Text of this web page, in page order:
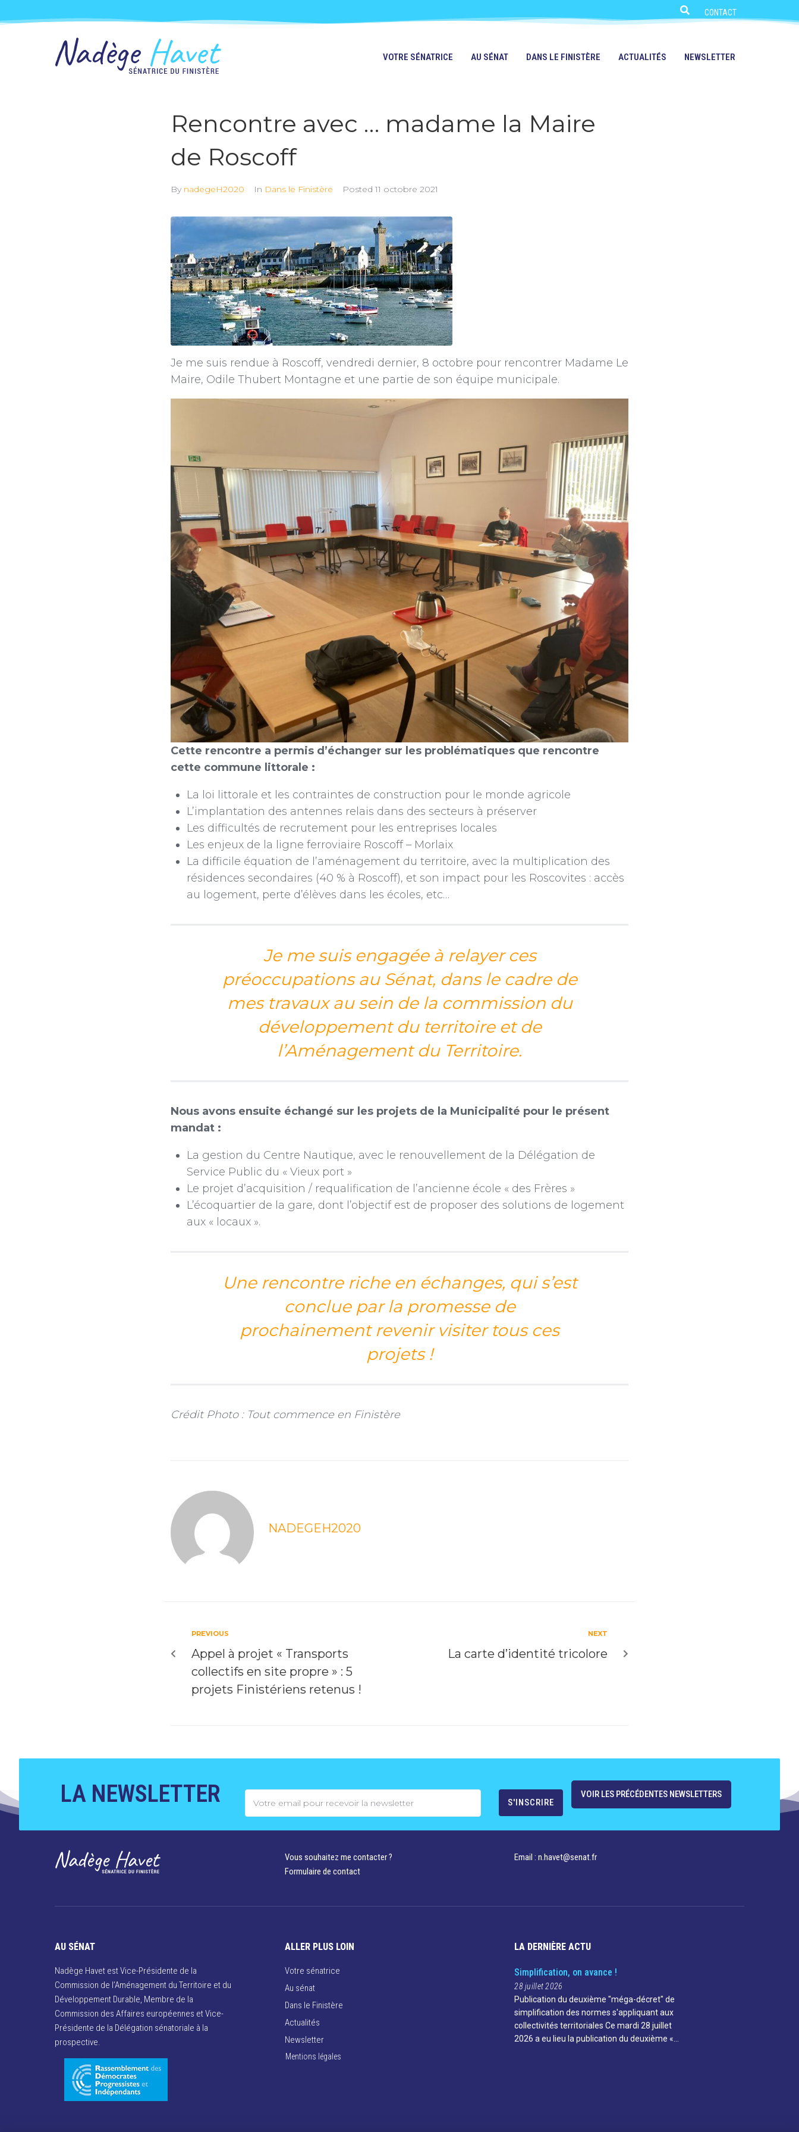
CONTACT
VOTRE SÉNATRICE AU SÉNAT DANS LE FINISTÈRE ACTUALITÉS NEWSLETTER
Rencontre avec … madame la Maire
de Roscoff
By nadegeH2020 In Dans le Finistère Posted 11 octobre 2021
Je me suis rendue à Roscoff, vendredi dernier, 8 octobre pour rencontrer Madame Le
Maire, Odile Thubert Montagne et une partie de son équipe municipale.
Cette rencontre a permis d’échanger sur les problématiques que rencontre
cette commune littorale :
La loi littorale et les contraintes de construction pour le monde agricole
L’implantation des antennes relais dans des secteurs à préserver
Les difficultés de recrutement pour les entreprises locales
Les enjeux de la ligne ferroviaire Roscoff – Morlaix
La difficile équation de l’aménagement du territoire, avec la multiplication des
résidences secondaires (40 % à Roscoff), et son impact pour les Roscovites : accès
au logement, perte d’élèves dans les écoles, etc…
Je me suis engagée à relayer ces
préoccupations au Sénat, dans le cadre de
mes travaux au sein de la commission du
développement du territoire et de
l’Aménagement du Territoire.
Nous avons ensuite échangé sur les projets de la Municipalité pour le présent
mandat :
La gestion du Centre Nautique, avec le renouvellement de la Délégation de
Service Public du « Vieux port »
Le projet d’acquisition / requalification de l’ancienne école « des Frères »
L’écoquartier de la gare, dont l’objectif est de proposer des solutions de logement
aux « locaux ».
Une rencontre riche en échanges, qui s’est
conclue par la promesse de
prochainement revenir visiter tous ces
projets !
Crédit Photo : Tout commence en Finistère
NADEGEH2020
PREVIOUS
Appel à projet « Transports
collectifs en site propre » : 5
projets Finistériens retenus !
NEXT
La carte d’identité tricolore
LA NEWSLETTER VOIR LES PRÉCÉDENTES NEWSLETTERS
Vous souhaitez me contacter ?
Formulaire de contact
Email : n.havet@senat.fr​
AU SÉNAT
Nadège Havet est Vice-Présidente de la
Commission de l’Aménagement du Territoire et du
Développement Durable, Membre de la
Commission des Affaires européennes et Vice-
Présidente de la Délégation sénatoriale à la
prospective.
ALLER PLUS LOIN
Votre sénatrice
Au sénat
Dans le Finistère
Actualités
Newsletter
Mentions légales
LA DERNIÈRE ACTU
Simplification, on avance !
28 juillet 2026
Publication du deuxième "méga-décret" de
simplification des normes s'appliquant aux
collectivités territoriales Ce mardi 28 juillet
2026 a eu lieu la publication du deuxième «…